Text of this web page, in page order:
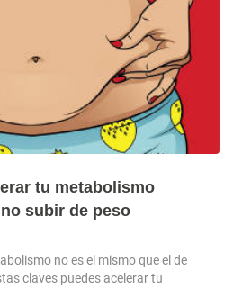
tu metabolismo
subir de peso
no es el mismo que el de
claves puedes acelerar tu